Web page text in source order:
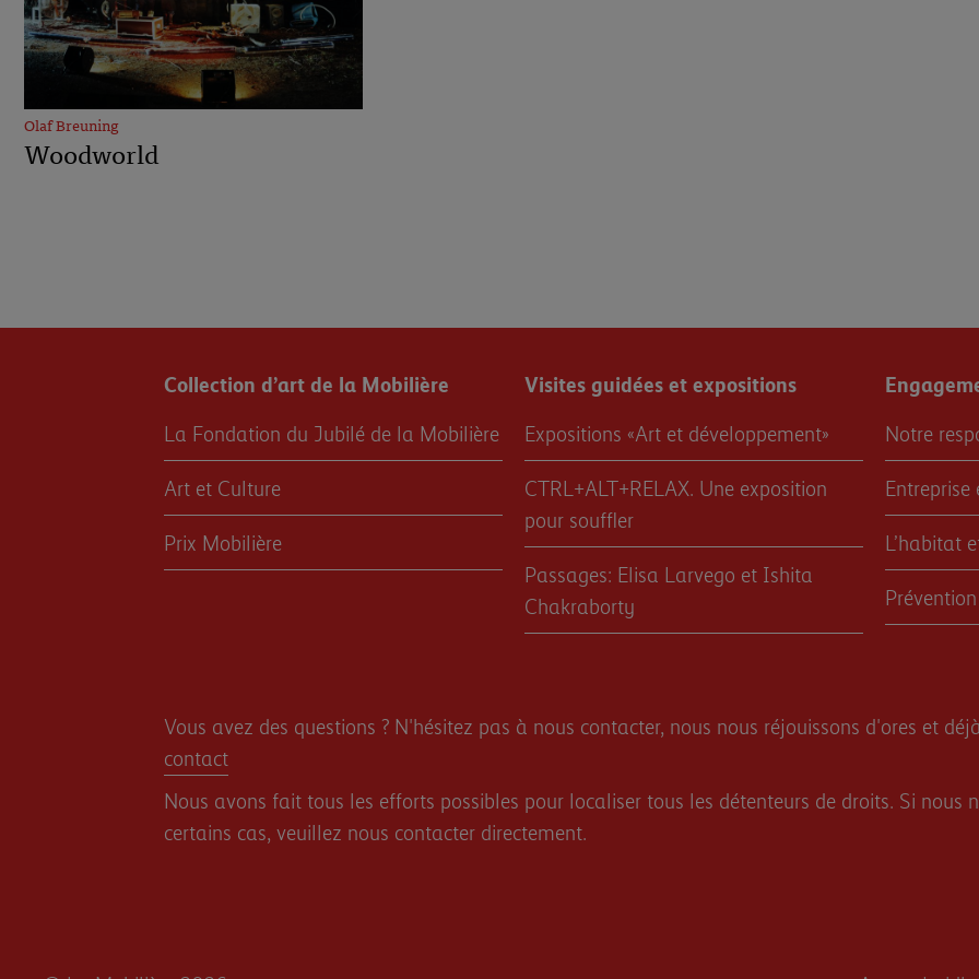
Olaf Breuning
Woodworld
Collection d’art de la Mobilière
La Fondation du Jubilé de la Mobilière
Art et Culture
Prix Mobilière
Visites guidées et expositions
Expositions «Art et développement»
CTRL+ALT+RELAX. Une exposition
pour souffler
Passages: Elisa Larvego et Ishita
Chakraborty
Notre
L’habitat
Prévention
Vous avez des questions ? N'hésitez pas à nous contacter, nous nous réjouissons d'ores et
contact
Nous avons fait tous les efforts possibles pour localiser tous les détenteurs de droits. Si nous
certains cas, veuillez nous contacter directement.